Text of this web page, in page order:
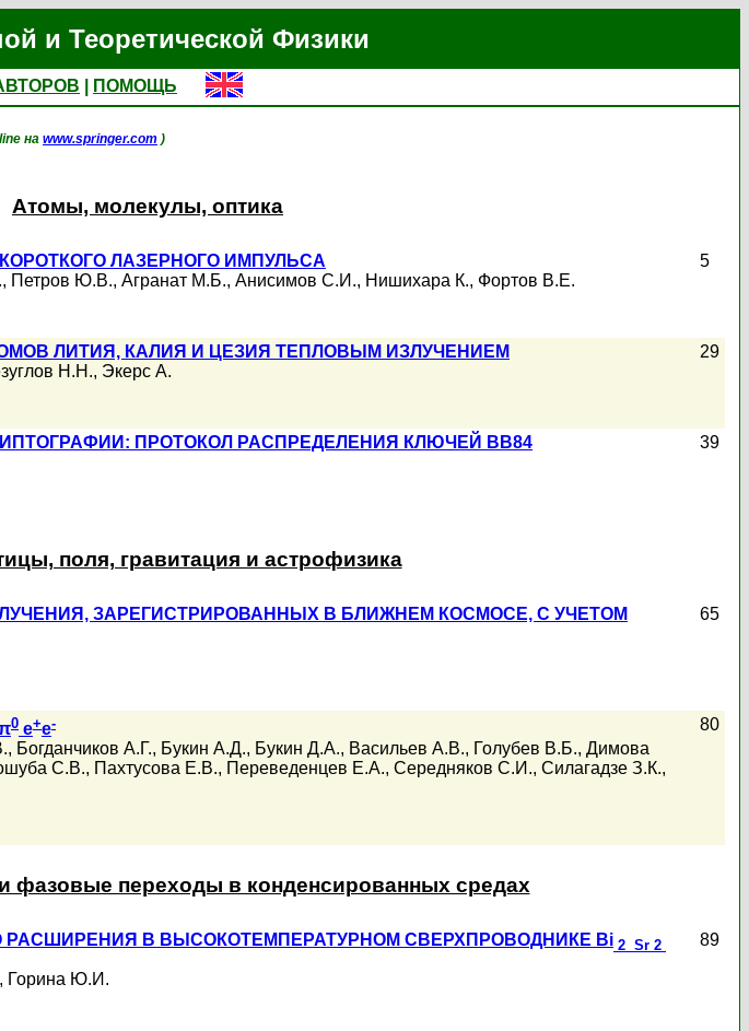
и Теоретической Физики
ПОМОЩЬ
на www.springer.com )
Атомы, молекулы, оптика
ЛАЗЕРНОГО ИМПУЛЬСА
, Петров Ю.В., Агранат М.Б., Анисимов С.И., Нишихара К., Фортов В.Е.
5
ЛИТИЯ, КАЛИЯ И ЦЕЗИЯ ТЕПЛОВЫМ ИЗЛУЧЕНИЕМ
Н.Н., Экерс А.
29
ПРОТОКОЛ РАСПРЕДЕЛЕНИЯ КЛЮЧЕЙ BB84
39
поля, гравитация и астрофизика
ЗАРЕГИСТРИРОВАННЫХ В БЛИЖНЕМ КОСМОСЕ, С УЧЕТОМ
65
0 e+e-
, Богданчиков А.Г., Букин А.Д., Букин Д.А., Васильев А.В., Голубев В.Б., Димова
С.В., Пахтусова Е.В., Переведенцев Е.А., Середняков С.И., Силагадзе З.К.,
80
фазовые переходы в конденсированных средах
В ВЫСОКОТЕМПЕРАТУРНОМ СВЕРХПРОВОДНИКЕ Bi 2 Sr 2
, Горина Ю.И.
89